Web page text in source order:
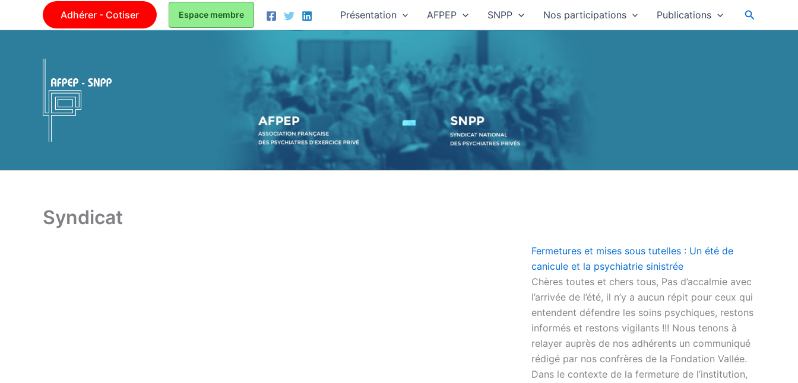
Adhérer - Cotiser Espace membre Présentation AFPEP SNPP Nos participations Publications
Syndicat
Fermetures et mises sous tutelles : Un été de
canicule et la psychiatrie sinistrée
Chères toutes et chers tous, Pas d’accalmie avec
l’arrivée de l’été, il n’y a aucun répit pour ceux qui
entendent défendre les soins psychiques, restons
informés et restons vigilants !!! Nous tenons à
relayer auprès de nos adhérents un communiqué
rédigé par nos confrères de la Fondation Vallée.
Dans le contexte de la fermeture de l’institution,